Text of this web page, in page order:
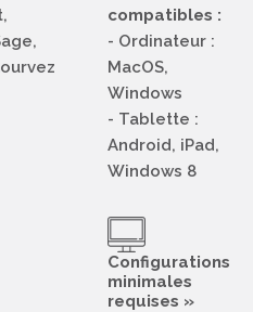
compatibles :
- Ordinateur :
MacOS,
Windows
- Tablette :
Android, iPad,
Windows 8
Configurations
minimales
requises »